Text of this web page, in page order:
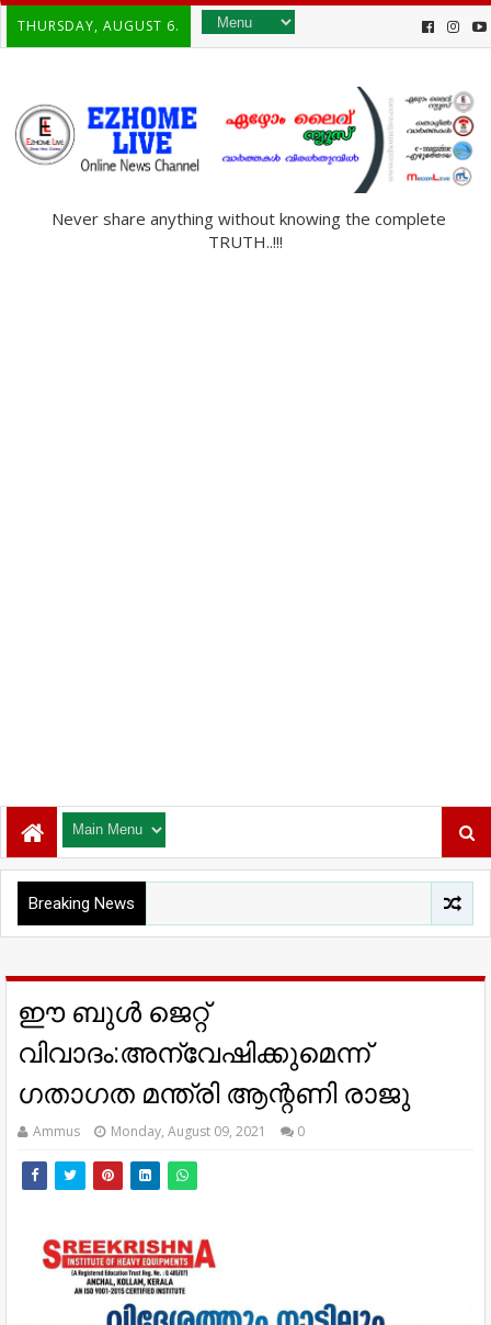
THURSDAY, AUGUST 6.
Never share anything without knowing the complete
TRUTH..!!!
Breaking News
ഈ ബുള്‍ ജെറ്റ്
വിവാദം:അന്വേഷിക്കുമെന്ന്
ഗതാഗത മന്ത്രി ആന്റണി രാജു
Ammus Monday, August 09, 2021 0